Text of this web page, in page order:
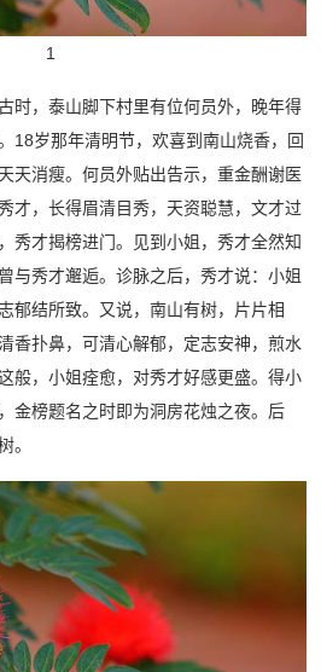
1
时，泰山脚下村里有位何员外，晚年得
18岁那年清明节，欢喜到南山烧香，回
天消瘦。何员外贴出告示，重金酬谢医
才，长得眉清目秀，天资聪慧，文才过
秀才揭榜进门。见到小姐，秀才全然知
与秀才邂逅。诊脉之后，秀才说：小姐
郁结所致。又说，南山有树，片片相
香扑鼻，可清心解郁，定志安神，煎水
般，小姐痊愈，对秀才好感更盛。得小
金榜题名之时即为洞房花烛之夜。后
。